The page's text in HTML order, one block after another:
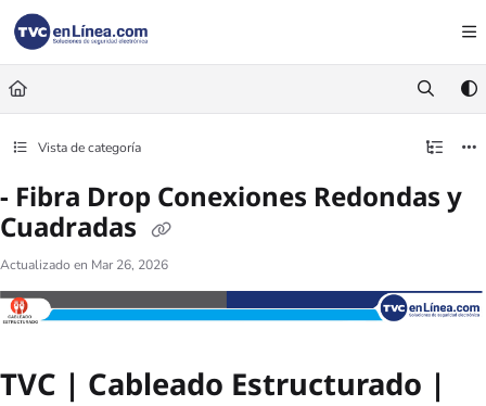
Documentation Index
Fetch the complete documentation index at:
Use this file to discover all available pages before exploring further.
Vista de categoría
- Fibra Drop Conexiones Redondas y
Cuadradas
Actualizado en Mar 26, 2026
TVC | Cableado Estructurado |